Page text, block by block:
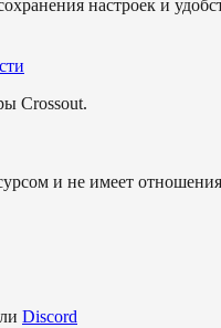
настроек и
Crossout.
и не имеет
Discord